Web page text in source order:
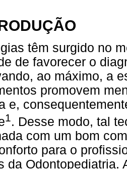
têm surgido no
de favorecer o
ao máximo, a
promovem
e,
1. Desse modo, tal
com um bom
para o
da Odontopediatria.